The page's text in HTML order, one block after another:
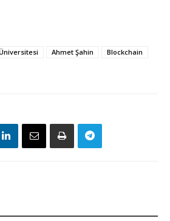
Ahmet Şahin
Blockchain